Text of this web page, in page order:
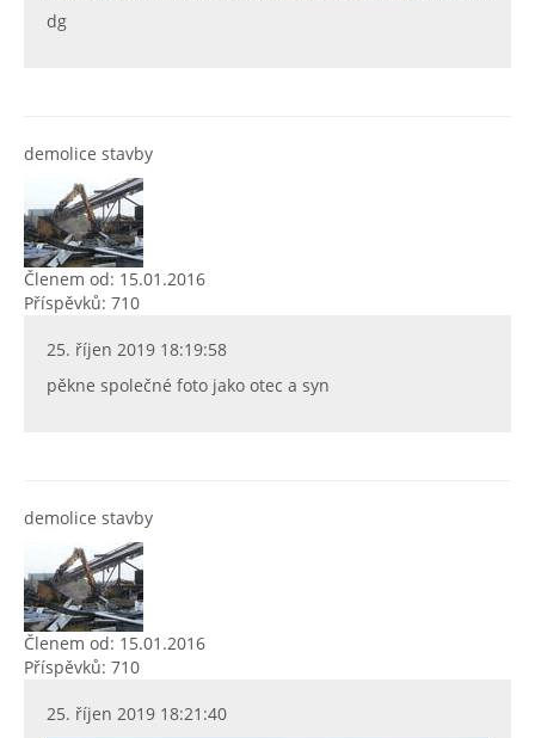
dg
demolice stavby
Členem od: 15.01.2016
Příspěvků: 710
25. říjen 2019 18:19:58
pěkne společné foto jako otec a syn
demolice stavby
Členem od: 15.01.2016
Příspěvků: 710
25. říjen 2019 18:21:40